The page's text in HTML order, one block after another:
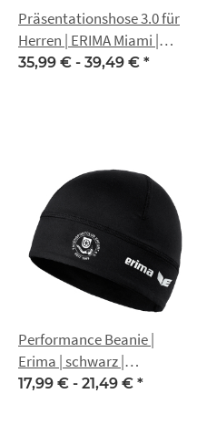
Präsentationshose 3.0 für
Herren | ERIMA Miami |
schwarz | Tauchsportclub
35,99 € - 39,49 € *
Performance Beanie |
Erima | schwarz |
Tauchsportclub Erfurt e.V.
17,99 € - 21,49 € *